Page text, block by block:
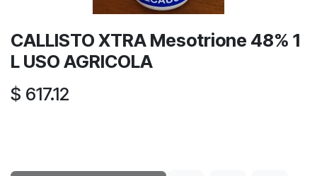
CALLISTO XTRA Mesotrione 48% 1
L USO AGRICOLA
$ 617.12